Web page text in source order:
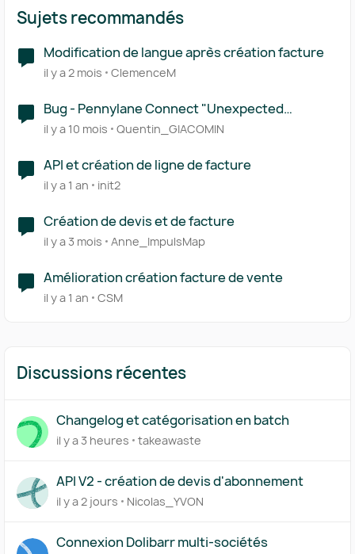
Sujets recommandés
Modification de langue après création facture
il y a 2 mois ClemenceM
Bug - Pennylane Connect "Unexpected
Application Error!"
il y a 10 mois Quentin_GIACOMIN
API et création de ligne de facture
il y a 1 an init2
Création de devis et de facture
il y a 3 mois Anne_ImpulsMap
Amélioration création facture de vente
il y a 1 an CSM
Discussions récentes
Changelog et catégorisation en batch
il y a 3 heures takeawaste
API V2 - création de devis d'abonnement
il y a 2 jours Nicolas_YVON
Connexion Dolibarr multi-sociétés